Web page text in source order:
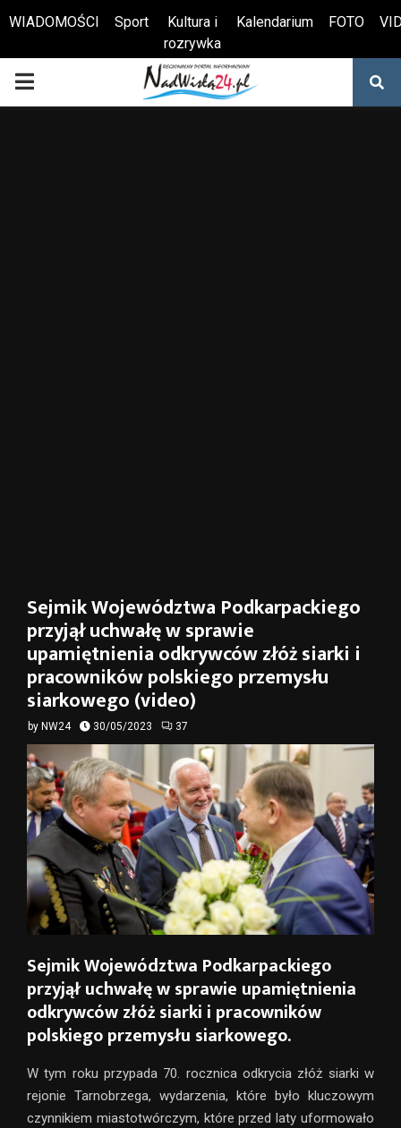
Otwórz pasek narzędzi
WIADOMOŚCI Sport
Kultura i
rozrywka
Kalendarium FOTO
PRIMARY
Sejmik Województwa Podkarpackiego
przyjął uchwałę w sprawie
upamiętnienia odkrywców złóż siarki i
pracowników polskiego przemysłu
siarkowego (video)
by NW24 30/05/2023 37
Sejmik Województwa Podkarpackiego
przyjął uchwałę w sprawie upamiętnienia
odkrywców złóż siarki i pracowników
polskiego przemysłu siarkowego.
W tym roku przypada 70. rocznica odkrycia złóż siarki w
rejonie Tarnobrzega, wydarzenia, które było kluczowym
czynnikiem miastotwórczym, które przed laty uformowało